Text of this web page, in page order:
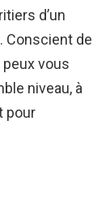
d’un
Conscient de
vous
niveau, à
pour